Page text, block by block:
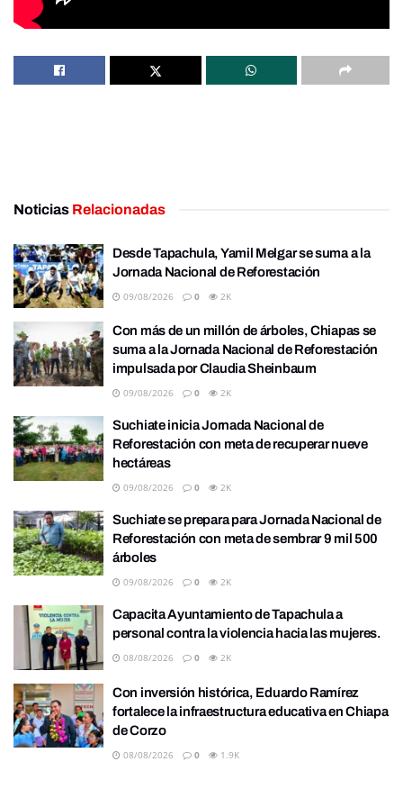
Tags:
Noticias Relacionadas
Desde Tapachula, Yamil Melgar se suma a la
Jornada Nacional de Reforestación
09/08/2026 0 2K
Con más de un millón de árboles, Chiapas se
suma a la Jornada Nacional de Reforestación
impulsada por Claudia Sheinbaum
09/08/2026 0 2K
Suchiate inicia Jornada Nacional de
Reforestación con meta de recuperar nueve
hectáreas
09/08/2026 0 2K
Suchiate se prepara para Jornada Nacional de
Reforestación con meta de sembrar 9 mil 500
árboles
09/08/2026 0 2K
Capacita Ayuntamiento de Tapachula a
personal contra la violencia hacia las mujeres.
08/08/2026 0 2K
Con inversión histórica, Eduardo Ramírez
fortalece la infraestructura educativa en Chiapa
de Corzo
08/08/2026 0 1.9K